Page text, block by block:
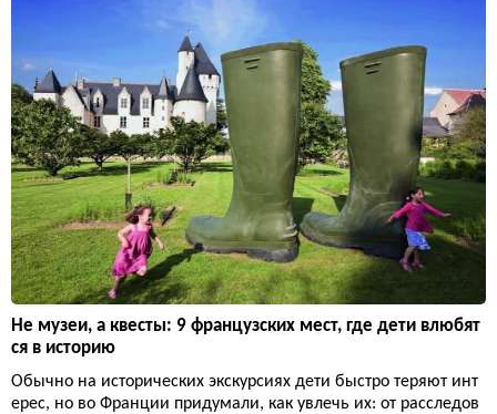
Не музеи, а квесты: 9 французских мест, где дети влюбят
ся в историю
Обычно на исторических экскурсиях дети быстро теряют инт
ерес, но во Франции придумали, как увлечь их: от расследов